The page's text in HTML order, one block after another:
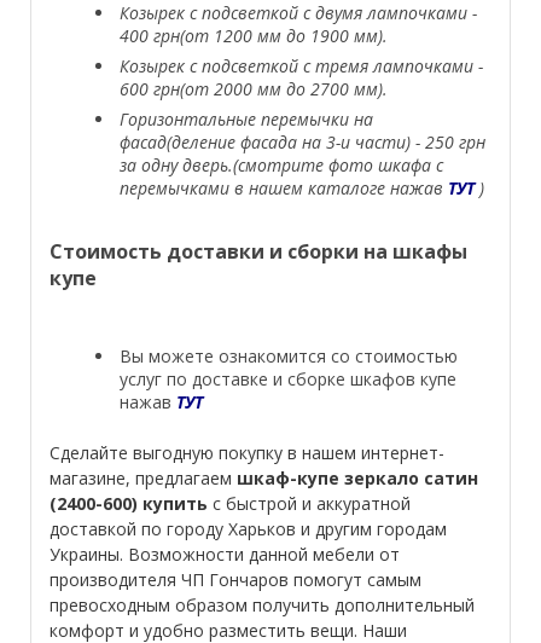
Козырек с подсветкой с двумя лампочками -
400 грн(от 1200 мм до 1900 мм).
Козырек с подсветкой с тремя лампочками -
600 грн(от 2000 мм до 2700 мм).
Горизонтальные перемычки на
фасад(деление фасада на 3-и части) - 250 грн
за одну дверь.(смотрите фото шкафа с
перемычками в нашем каталоге нажав ТУТ )
Стоимость доставки и сборки на шкафы
купе
Вы можете ознакомится со стоимостью
услуг по доставке и сборке шкафов купе
нажав ТУТ
Сделайте выгодную покупку в нашем интернет-
магазине, предлагаем шкаф-купе зеркало сатин
(2400-600) купить с быстрой и аккуратной
доставкой по городу Харьков и другим городам
Украины. Возможности данной мебели от
производителя ЧП Гончаров помогут самым
превосходным образом получить дополнительный
комфорт и удобно разместить вещи. Наши